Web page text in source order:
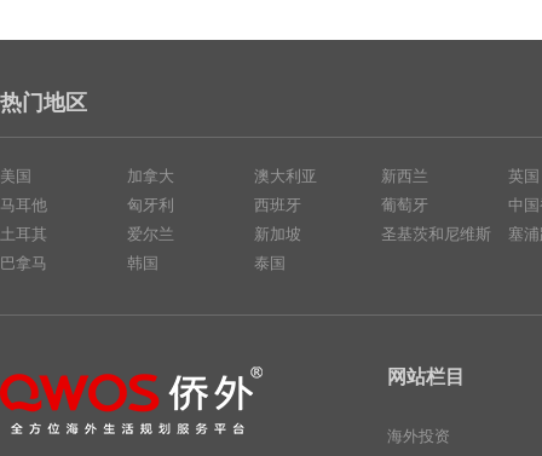
热门地区
美国
马耳他
土耳其
巴拿马
加拿大
匈牙利
爱尔兰
韩国
澳大利亚
西班牙
新加坡
泰国
新西兰
葡萄牙
圣基茨和尼维斯
英国
中
塞
网站栏目
海外投资